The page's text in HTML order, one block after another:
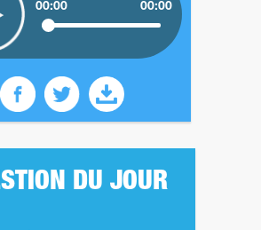
00:00 00:00
DU JOUR